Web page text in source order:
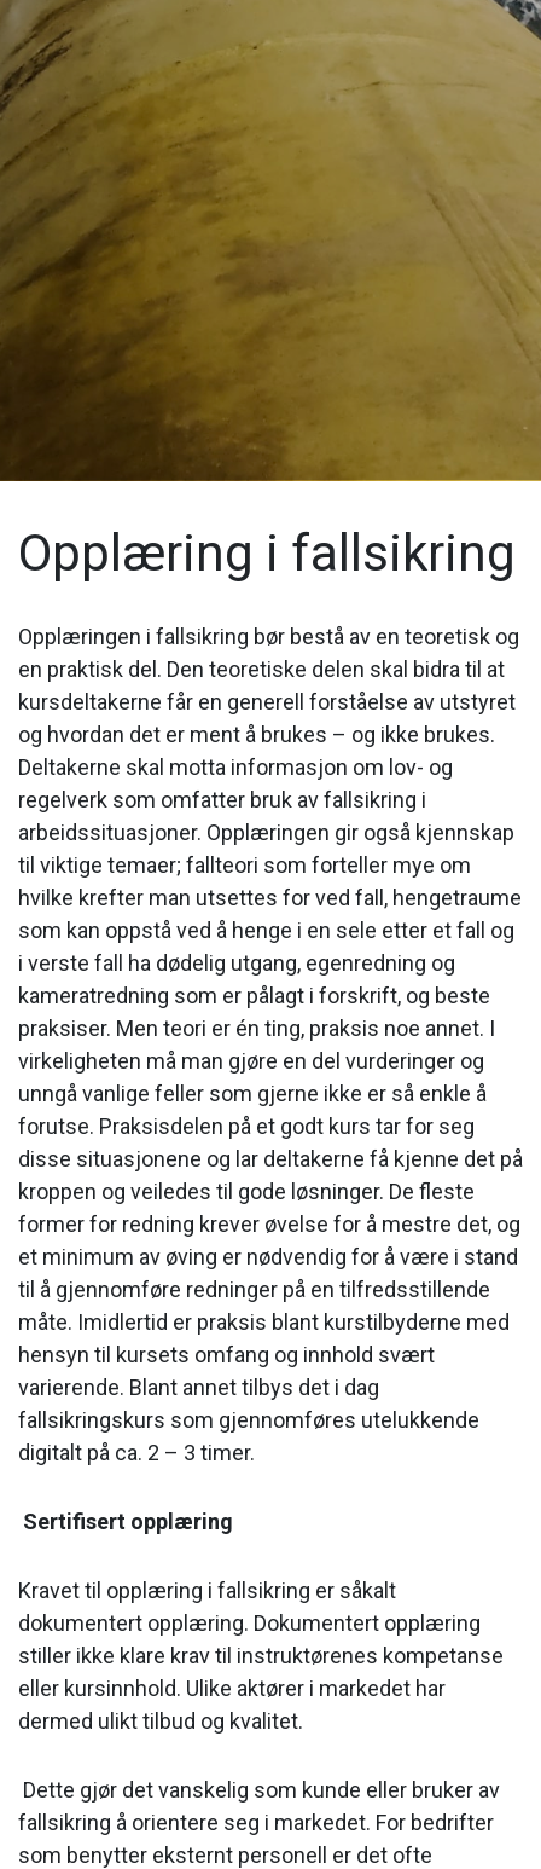
Opplæring i fallsikring
Opplæringen i fallsikring bør bestå av en teoretisk og
en praktisk del. Den teoretiske delen skal bidra til at
kursdeltakerne får en generell forståelse av utstyret
og hvordan det er ment å brukes – og ikke brukes.
Deltakerne skal motta informasjon om lov- og
regelverk som omfatter bruk av fallsikring i
arbeidssituasjoner. Opplæringen gir også kjennskap
til viktige temaer; fallteori som forteller mye om
hvilke krefter man utsettes for ved fall, hengetraume
som kan oppstå ved å henge i en sele etter et fall og
i verste fall ha dødelig utgang, egenredning og
kameratredning som er pålagt i forskrift, og beste
praksiser. Men teori er én ting, praksis noe annet. I
virkeligheten må man gjøre en del vurderinger og
unngå vanlige feller som gjerne ikke er så enkle å
forutse. Praksisdelen på et godt kurs tar for seg
disse situasjonene og lar deltakerne få kjenne det på
kroppen og veiledes til gode løsninger. De fleste
former for redning krever øvelse for å mestre det, og
et minimum av øving er nødvendig for å være i stand
til å gjennomføre redninger på en tilfredsstillende
måte. Imidlertid er praksis blant kurstilbyderne med
hensyn til kursets omfang og innhold svært
varierende. Blant annet tilbys det i dag
fallsikringskurs som gjennomføres utelukkende
digitalt på ca. 2 – 3 timer.
Sertifisert opplæring
Kravet til opplæring i fallsikring er såkalt
dokumentert opplæring. Dokumentert opplæring
stiller ikke klare krav til instruktørenes kompetanse
eller kursinnhold. Ulike aktører i markedet har
dermed ulikt tilbud og kvalitet.
Dette gjør det vanskelig som kunde eller bruker av
fallsikring å orientere seg i markedet. For bedrifter
som benytter eksternt personell er det ofte